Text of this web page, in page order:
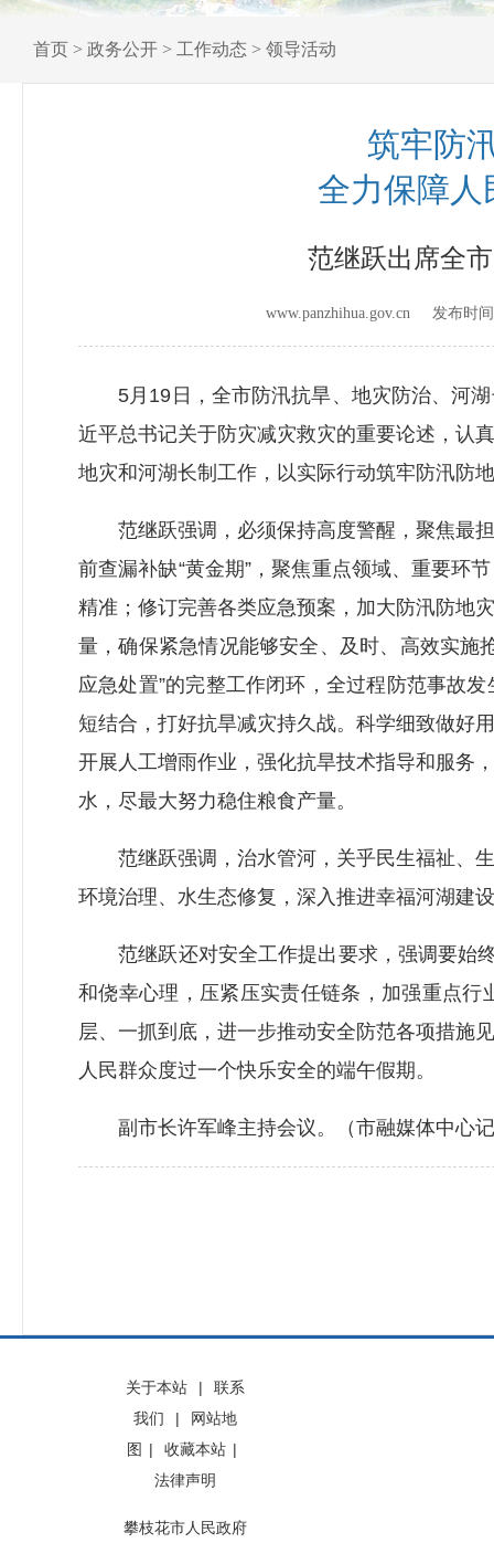
首页 > 政务公开 > 工作动态 > 领导活动
筑牢防
全力保障人
范继跃出席全
www.panzhihua.gov.cn 发布时
5月19日，全市防汛抗旱、地灾防治、河湖
近平总书记关于防灾减灾救灾的重要论述，认
地灾和河湖长制工作，以实际行动筑牢防汛防
范继跃强调，必须保持高度警醒，聚焦最担
前查漏补缺“黄金期”，聚焦重点领域、重要环
精准；修订完善各类应急预案，加大防汛防地
量，确保紧急情况能够安全、及时、高效实施
应急处置”的完整工作闭环，全过程防范事故
短结合，打好抗旱减灾持久战。科学细致做好
开展人工增雨作业，强化抗旱技术指导和服务
水，尽最大努力稳住粮食产量。
范继跃强调，治水管河，关乎民生福祉、生
环境治理、水生态修复，深入推进幸福河湖建
范继跃还对安全工作提出要求，强调要始终
和侥幸心理，压紧压实责任链条，加强重点
层、一抓到底，进一步推动安全防范各项措施
人民群众度过一个快乐安全的端午假期。
副市长许军峰主持会议。 （市融媒体中心
关于本站 |
联系
我们
|
网站地
图 | 收藏本站 |
法律声明
攀枝花市人民政府